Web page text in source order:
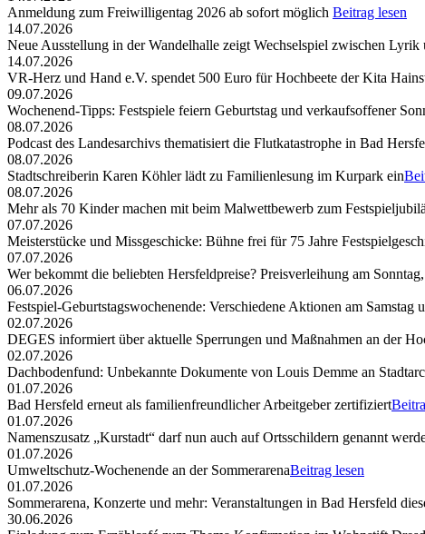
Anmeldung zum Freiwilligentag 2026 ab sofort möglich Beitrag lesen
14.07.2026
Neue Ausstellung in der Wandelhalle zeigt Wechselspiel zwischen Lyrik
14.07.2026
VR-Herz und Hand e.V. spendet 500 Euro für Hochbeete der Kita
09.07.2026
Wochenend-Tipps: Festspiele feiern Geburtstag und verkaufsoffener
08.07.2026
Podcast des Landesarchivs thematisiert die Flutkatastrophe in Bad
08.07.2026
Stadtschreiberin Karen Köhler lädt zu Familienlesung im Kurpark ein
08.07.2026
Mehr als 70 Kinder machen mit beim Malwettbewerb zum
07.07.2026
Meisterstücke und Missgeschicke: Bühne frei für 75 Jahre
07.07.2026
Wer bekommt die beliebten Hersfeldpreise? Preisverleihung am
06.07.2026
Festspiel-Geburtstagswochenende: Verschiedene Aktionen am Samstag
02.07.2026
DEGES informiert über aktuelle Sperrungen und Maßnahmen an der
02.07.2026
Dachbodenfund: Unbekannte Dokumente von Louis Demme an
01.07.2026
Bad Hersfeld erneut als familienfreundlicher Arbeitgeber zertifiziert
01.07.2026
Namenszusatz „Kurstadt“ darf nun auch auf Ortsschildern genannt
01.07.2026
Umweltschutz-Wochenende an der SommerarenaBeitrag lesen
01.07.2026
Sommerarena, Konzerte und mehr: Veranstaltungen in Bad Hersfeld
30.06.2026